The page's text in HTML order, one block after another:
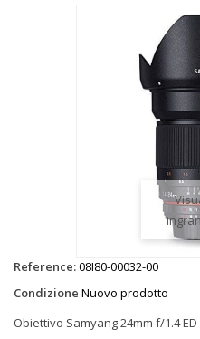
Reference:08I80-00032-00
Condizione Nuovo prodotto
Obiettivo Samyang 24mm f/1.4